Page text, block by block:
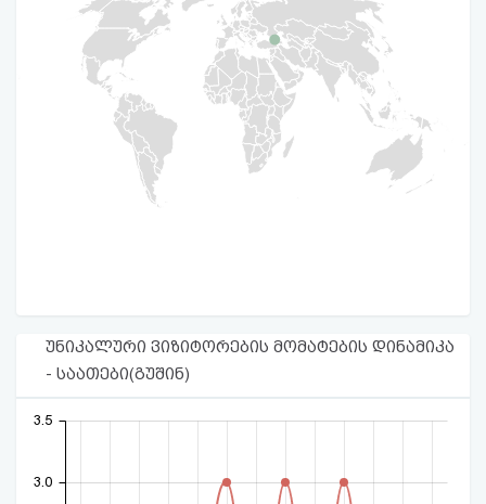
უნიკალური ვიზიტორების მომატების დინამიკა
- საათები(გუშინ)
3.0
3.5